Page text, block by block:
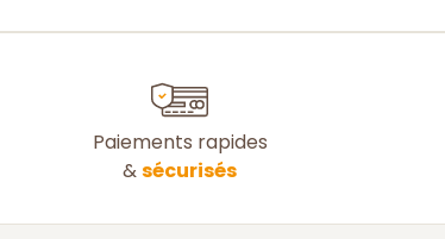
Paiements rapides
&sécurisés